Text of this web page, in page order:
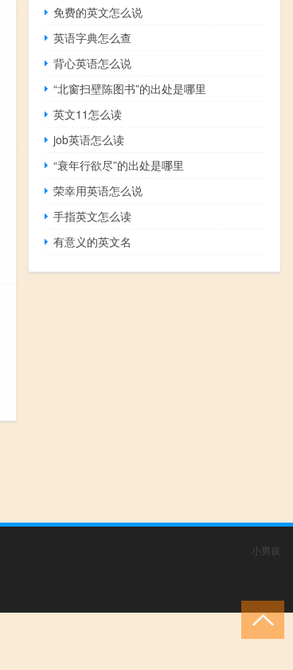
免费的英文怎么说
英语字典怎么查
背心英语怎么说
“北窗扫壁陈图书”的出处是哪里
英文11怎么读
job英语怎么读
“衰年行欲尽”的出处是哪里
荣幸用英语怎么说
手指英文怎么读
有意义的英文名
小男孩